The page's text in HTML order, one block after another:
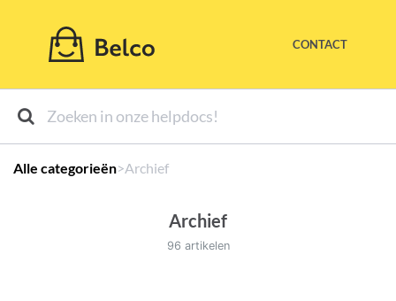
CONTACT
Alle categorieën​>​​Archief
Archief
96 artikelen